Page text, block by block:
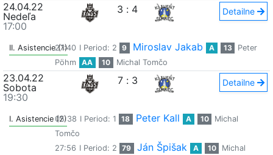
24.04.22
Nedeľa
17:00
3 : 4 Detailne
II. Asistencie (1)
27:40 I Period: 2 9 Miroslav Jakab A 13
Peter
Pöhm
AA 10 Michal Tomčo
23.04.22
Sobota
19:30
7 : 3 Detailne
I. Asistencie (2)05:38 I Period: 1 18 Peter Kall A 10
Michal
Tomčo
27:56 I Period: 2 79 Ján Špišak A 10
Michal